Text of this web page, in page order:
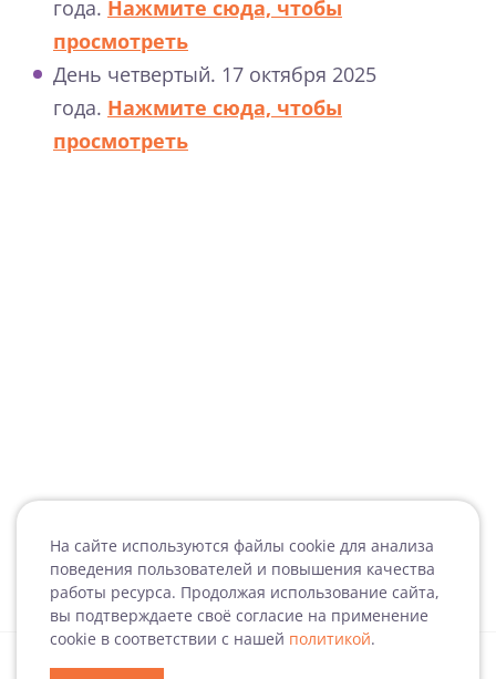
На сайте используются файлы cookie для анализа
поведения пользователей и повышения качества
работы ресурса. Продолжая использование сайта,
вы подтверждаете своё согласие на применение
cookie в соответствии с нашей политикой.
года. Нажмите сюда, чтобы
просмотреть
День четвертый. 17 октября 2025
года. Нажмите сюда, чтобы
просмотреть